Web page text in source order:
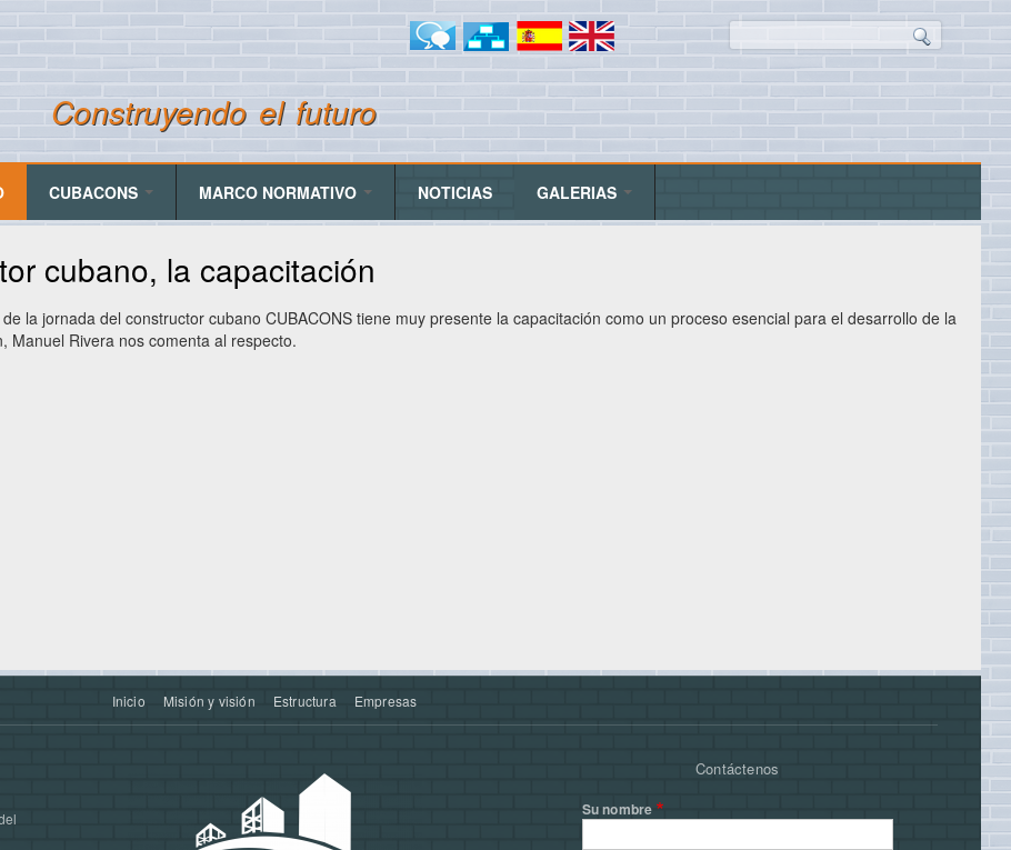
Pasar
al
contenido
principal
Construyendo el futuro
Menu icon links
CUBACONS MARCO NORMATIVO NOTICIAS GALERIAS
cubano, la capacitación
la jornada del constructor cubano CUBACONS tiene muy presente la capacitación como un proceso esencial para el desarrollo de la
Manuel Rivera nos comenta al respecto.
Inicio Misión y visión Estructura Empresas
Contáctenos
Su nombre